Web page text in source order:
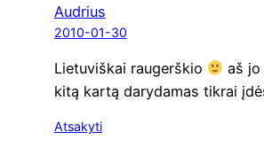
Audrius
2010-01-30
Lie­tu­viš­kai rau­gerš­kio
aš jo
kitą kar­tą dary­da­mas tik­rai
Atsakyti